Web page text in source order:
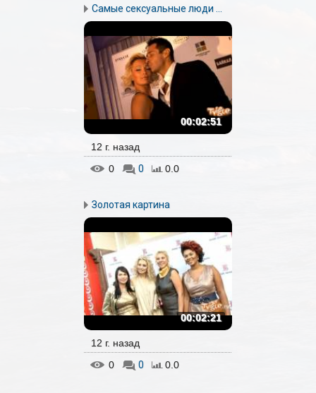
Самые сексуальные люди ...
00:02:51
12 г. назад
0
0 0.0
Золотая картина
00:02:21
12 г. назад
0
0 0.0